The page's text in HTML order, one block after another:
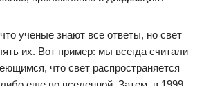
ученые знают все ответы, но свет
их. Вот пример: мы всегда считали
что свет распространяется